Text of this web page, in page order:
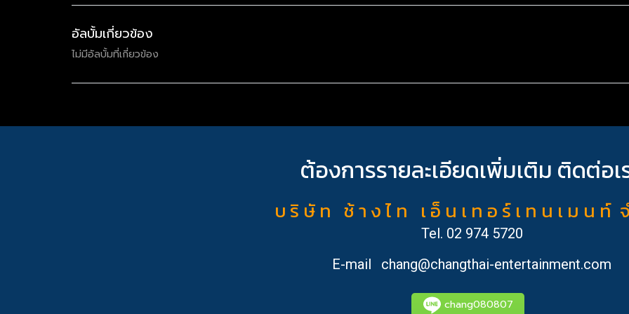
อัลบั้มเกี่ยวข้อง
ไม่มีอัลบั้มที่เกี่ยวข้อง
ต้องการรายละเอียดเพิ่มเติม ติดต่อเ
บ ริ ษั ท ช้ า ง ไ ท เ อ็ น เ ท อ ร์ เ ท น เ ม น ท์
Tel. 02 974 5720
E-mail
chang@changthai-entertainment.com
chang080807